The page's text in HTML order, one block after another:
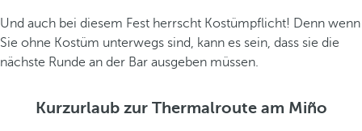
Und auch bei diesem Fest herrscht Kostümpflicht! Denn wenn
Sie ohne Kostüm unterwegs sind, kann es sein, dass sie die
nächste Runde an der Bar ausgeben müssen.
Kurzurlaub zur Thermalroute am Miño